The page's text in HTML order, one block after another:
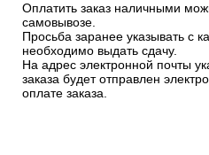
Оплатить заказ наличными
самовывозе.
Просьба заранее указывать с
необходимо выдать сдачу.
На адрес электронной почты
заказа будет отправлен
оплате заказа.